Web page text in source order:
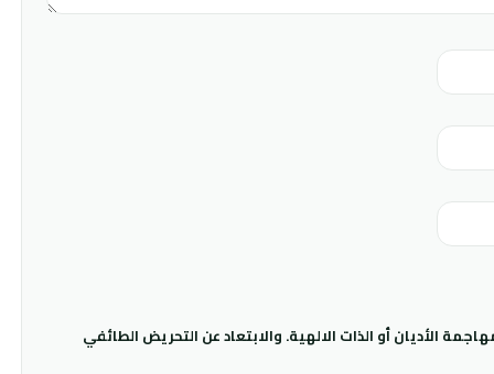
الأديان أو الذات الالهية. والابتعاد عن التحريض الطائفي